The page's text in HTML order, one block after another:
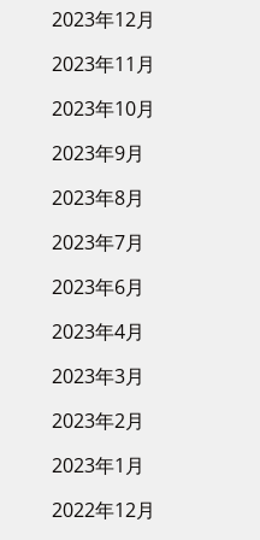
2023年12月
2023年11月
2023年10月
2023年9月
2023年8月
2023年7月
2023年6月
2023年4月
2023年3月
2023年2月
2023年1月
2022年12月